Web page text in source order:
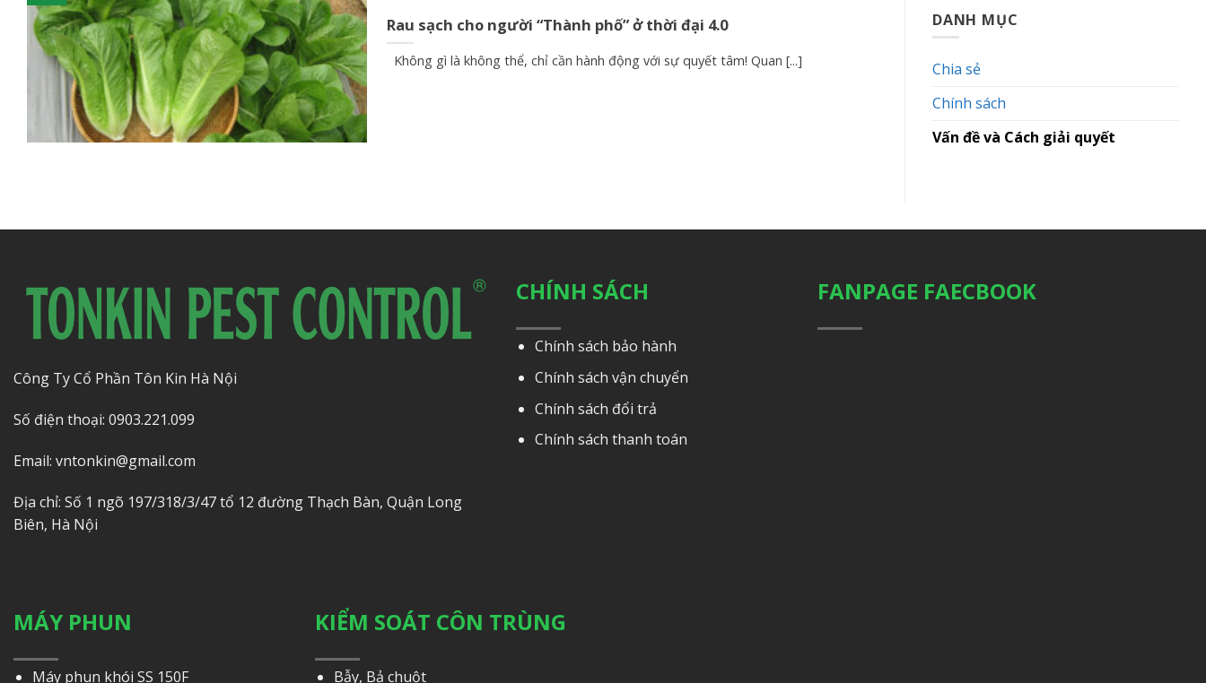
Rau sạch cho người “Thành phố” ở thời đại 4.0
Không gì là không thể, chỉ cần hành động với sự quyết tâm! Quan [...]
DANH MỤC
Chia sẻ
Chính sách
Vấn đề và Cách giải quyết
Công Ty Cổ Phần Tôn Kin Hà Nội
Số điện thoại: 0903.221.099
Email: vntonkin@gmail.com
Địa chỉ: Số 1 ngõ 197/318/3/47 tổ 12 đường Thạch Bàn, Quận Long
Biên, Hà Nội
CHÍNH SÁCH
Chính sách bảo hành
Chính sách vận chuyển
Chính sách đổi trả
Chính sách thanh toán
FANPAGE FAECBOOK
MÁY PHUN
Máy phun khói SS 150F
KIỂM SOÁT CÔN TRÙNG
Bẫy, Bả chuột